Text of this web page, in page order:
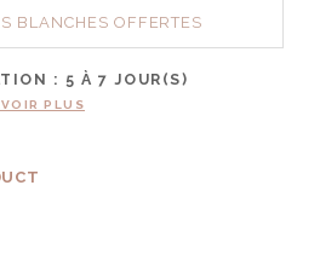
BLANCHES OFFERTES
: 5 À 7 JOUR(S)
PLUS